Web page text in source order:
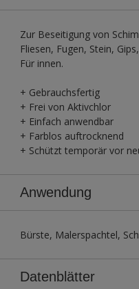
Zur Beseitigung von
Fliesen, Fugen, Stein,
Für innen.
+ Gebrauchsfertig
+ Frei von Aktivchlor
+ Einfach anwendbar
+ Farblos auftrocknend
+ Schützt temporär vor
Anwendung
Bürste, Malerspachtel,
Datenblätter